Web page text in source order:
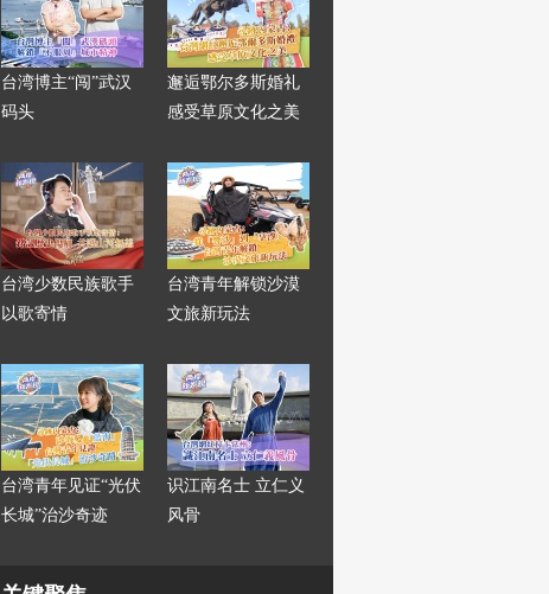
台湾博主“闯”武汉
码头
邂逅鄂尔多斯婚礼
感受草原文化之美
台湾少数民族歌手
以歌寄情
台湾青年解锁沙漠
文旅新玩法
台湾青年见证“光伏
长城”治沙奇迹
识江南名士 立仁义
风骨